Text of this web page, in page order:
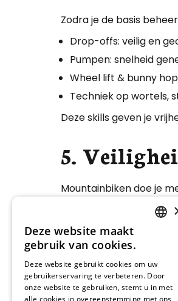
Zodra je de basis
Drop-offs: veilig en
Pumpen: snelheid
Wheel lift & bunny
Techniek op wortels,
Deze skills geven je
5.
Mountainbiken doe je
Materiaalkeuze:
Onderhoud: je fiets in
Trail etiquette:
6.
Deze website maakt
gebruik van cookies.
Deze website gebruikt cookies om uw
gebruikerservaring te verbeteren. Door
onze website te gebruiken, stemt u in met
alle cookies in overeenstemming met ons